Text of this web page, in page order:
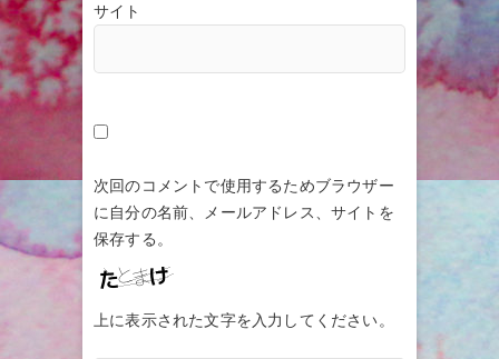
サイト
次回のコメントで使用するためブラウザー
に自分の名前、メールアドレス、サイトを
保存する。
上に表示された文字を入力してください。